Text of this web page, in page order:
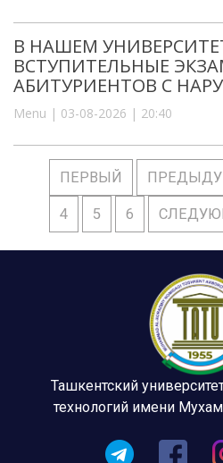
В НАШЕМ
ВСТУПИТЕЛЬНЫЕ
АБИТУРИЕНТОВ С
Menu | 03-08-2026 | 20:40
ПЕРВЫЙ
4 5 6
Ташкентский
технологий имени